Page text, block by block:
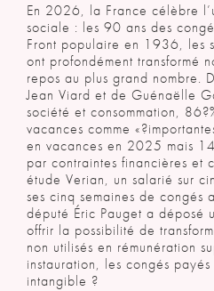
En 2026, la France célèbre
sociale : les 90 ans des
Front populaire en 1936, les
ont profondément transformé
repos au plus grand nombre.
Jean Viard et de Guénaëlle
société et consommation,
vacances comme
en vacances en 2025 mais
par contraintes financières et
étude Verian, un salarié sur
ses cinq semaines de congés
député Éric Pauget a déposé
offrir la possibilité de
non utilisés en rémunération
instauration, les congés
intangible ?